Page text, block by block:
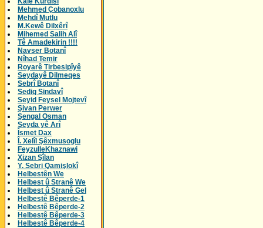
Mehmed Çobanoxlu
Mehdî Mutlu
M.Kewê Dilxêrî
Mihemed Salih Alî
Tê Amadekirin !!!!
Navser Botanî
Nîhad Temir
Royarê Tirbesipîyê
Seydayê Dilmeqes
Sebrî Botanî
Sediq Sindavî
Seyid Feysel Mojtevî
Şivan Perwer
Şengal Osman
Seyda yê Arî
Îsmet Dax
Î. Xelîl Şêxmusoglu
FeyzulleKhaznawi
Xizan Şîlan
Y. Sebri Qamişlokî
Helbestên We
Helbest û Stranê We
Helbest û Stranê Gel
Helbestê Bêperde-1
Helbestê Bêperde-2
Helbestê Bêperde-3
Helbestê Bêperde-4